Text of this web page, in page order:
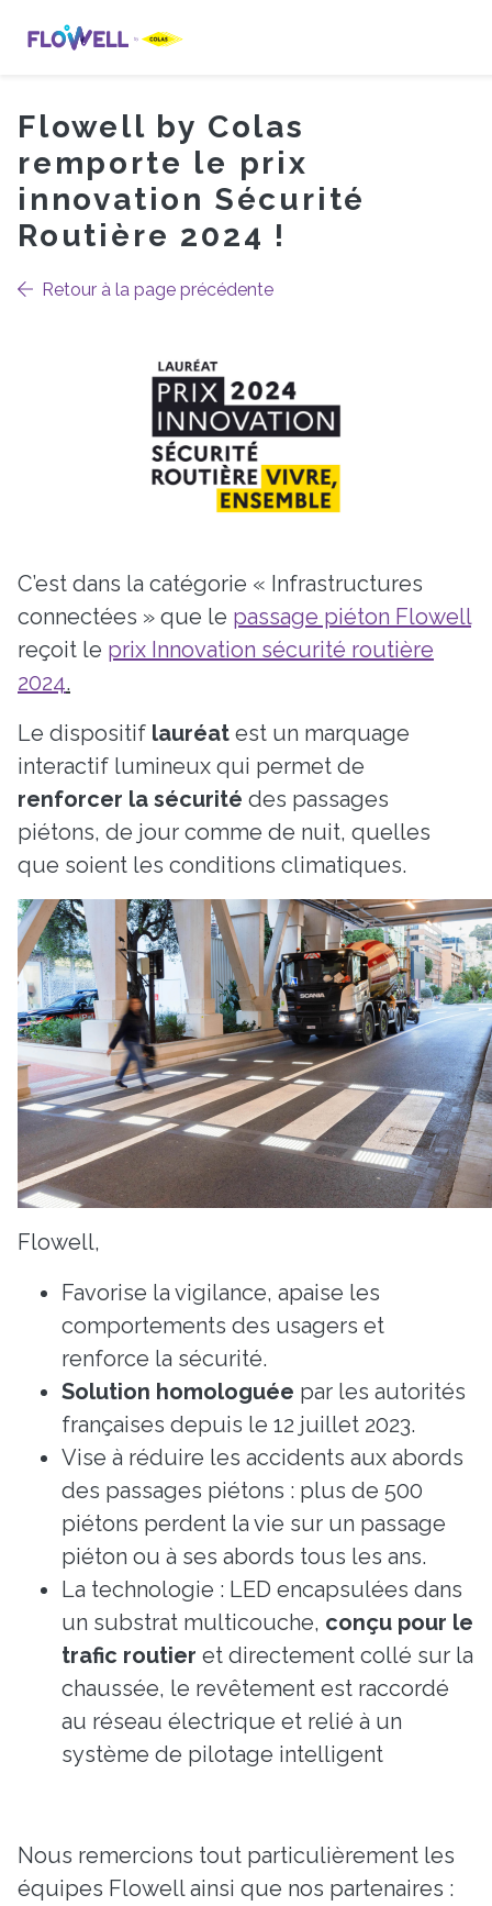
Flowell by Colas
remporte le prix
innovation Sécurité
Routière 2024 !
Retour à la page précédente
C’est dans la catégorie « Infrastructures
connectées » que le passage piéton Flowell
reçoit le prix Innovation sécurité routière
2024.
Le dispositif lauréat est un marquage
interactif lumineux qui permet de
renforcer la sécurité des passages
piétons, de jour comme de nuit, quelles
que soient les conditions climatiques.
Flowell,
Favorise la vigilance, apaise les
comportements des usagers et
renforce la sécurité.
Solution homologuée par les autorités
françaises depuis le 12 juillet 2023.
Vise à réduire les accidents aux abords
des passages piétons : plus de 500
piétons perdent la vie sur un passage
piéton ou à ses abords tous les ans.
La technologie : LED encapsulées dans
un substrat multicouche, conçu pour le
trafic routier et directement collé sur la
chaussée, le revêtement est raccordé
au réseau électrique et relié à un
système de pilotage intelligent
Nous remercions tout particulièrement les
équipes Flowell ainsi que nos partenaires :